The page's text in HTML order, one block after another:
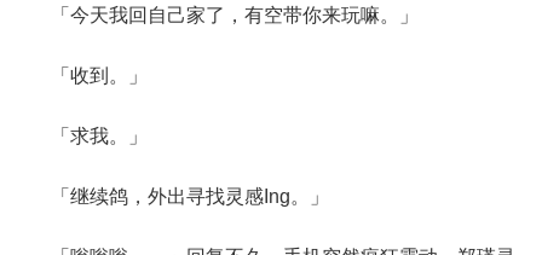
「今天我回自己家了，有空带你来玩嘛。」
「收到。」
「求我。」
「继续鸽，外出寻找灵感Ing。」